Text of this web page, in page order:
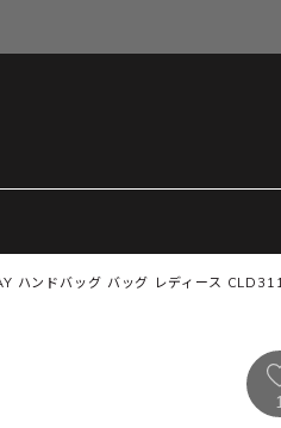
ハンドバッグ バッグ レディース
1